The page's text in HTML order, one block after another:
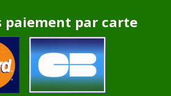
paiement par carte